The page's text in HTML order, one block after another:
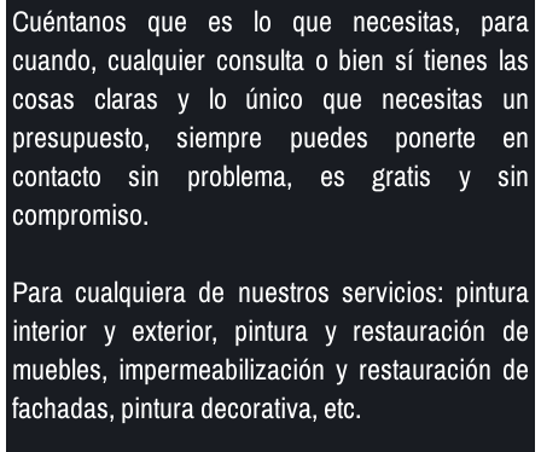
Cuéntanos que es lo que necesitas, para
cuando, cualquier consulta o bien sí­ tienes las
cosas claras y lo único que necesitas un
presupuesto, siempre puedes ponerte en
contacto sin problema, es gratis y sin
compromiso.
Para cualquiera de nuestros servicios: pintura
interior y exterior, pintura y restauración de
muebles, impermeabilización y restauración de
fachadas, pintura decorativa, etc.